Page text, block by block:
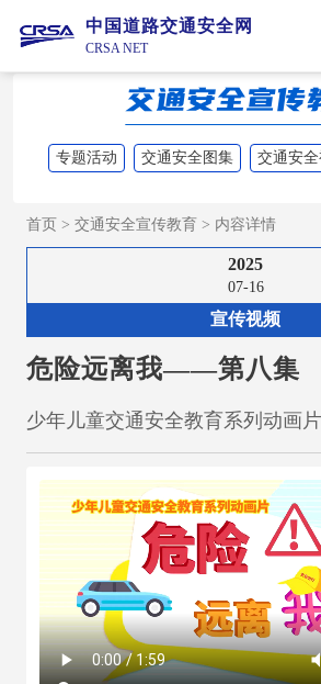
中国道路交通安全网
CRSA NET
专题活动 交通安全图集 交通安
首页 > 交通安全宣传教育 > 内容详情
2025
07-16
宣传视频
危险远离我——第八集
少年儿童交通安全教育系列动画片